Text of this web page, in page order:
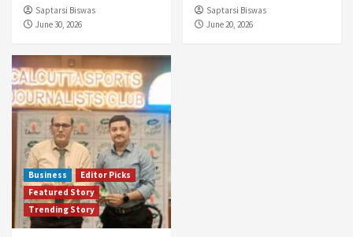
Saptarsi Biswas
June 30, 2026
Saptarsi Biswas
June 20, 2026
Business
Editor Picks
Featured Story
Trending Story